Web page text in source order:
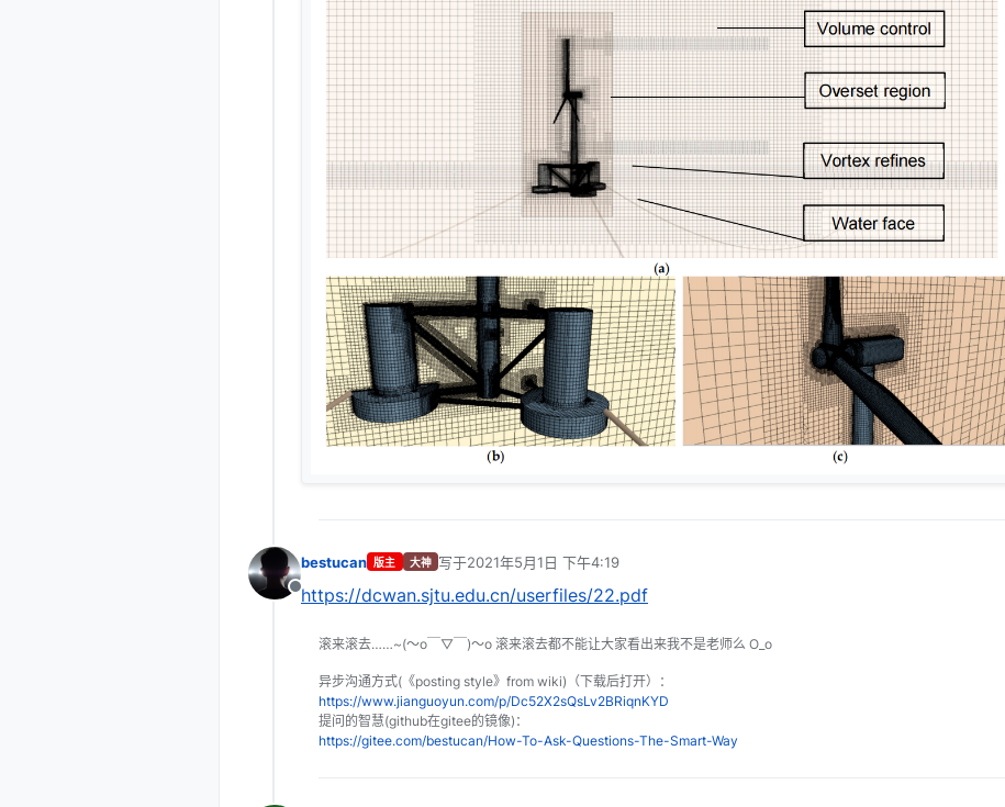
离线
bestucan 版主 大神 写于2021年5月1日 下午4:19
最后由 编辑
https://dcwan.sjtu.edu.cn/userfiles/22.pdf
滚来滚去……~(～o￣▽￣)～o 滚来滚去都不能让大家看出来我不是老师么 O_o
异步沟通方式(《posting style》from wiki)（下载后打开）：
https://www.jianguoyun.com/p/Dc52X2sQsLv2BRiqnKYD
提问的智慧(github在gitee的镜像)：
https://gitee.com/bestucan/How-To-Ask-Questions-The-Smart-Way